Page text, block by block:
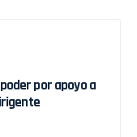
por apoyo a